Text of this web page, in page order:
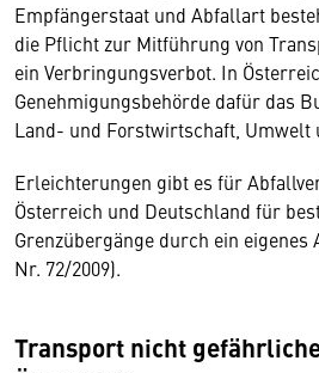
Empfängerstaat und Abfallart
die Pflicht zur Mitführung von
ein Verbringungsverbot. In
Genehmigungsbehörde dafür das
Land- und Forstwirtschaft, Umwelt
Erleichterungen gibt es für
Österreich und Deutschland für
Grenzübergänge durch ein eigenes
Nr. 72/2009).
Transport nicht